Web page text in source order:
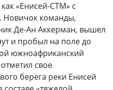
«Енисей-СТМ» с
команды,
Де-Ан Аккерман, вышел
и пробыл на поле до
южноафриканский
свое
берега реки Енисей